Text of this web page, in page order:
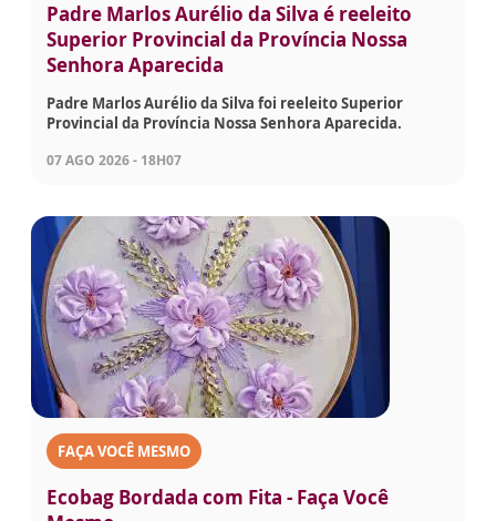
Padre Marlos Aurélio da Silva é reeleito
Superior Provincial da Província Nossa
Senhora Aparecida
Padre Marlos Aurélio da Silva foi reeleito Superior
Provincial da Província Nossa Senhora Aparecida.
07 AGO 2026 - 18H07
FAÇA VOCÊ MESMO
Ecobag Bordada com Fita - Faça Você